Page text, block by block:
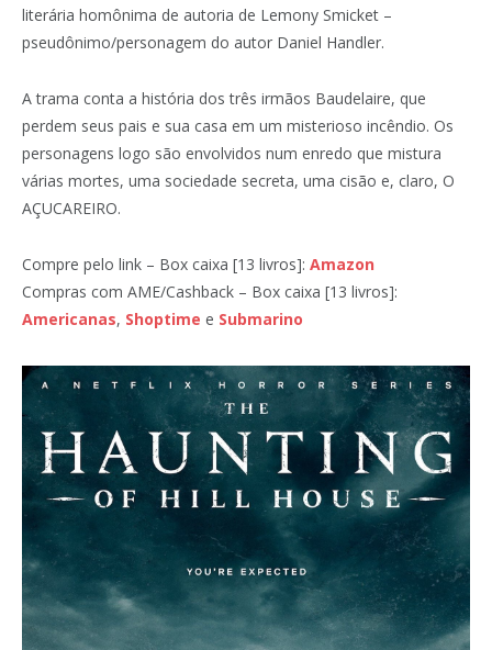
literária homônima de autoria de Lemony Smicket –
pseudônimo/personagem do autor Daniel Handler.
A trama conta a história dos três irmãos Baudelaire, que
perdem seus pais e sua casa em um misterioso incêndio. Os
personagens logo são envolvidos num enredo que mistura
várias mortes, uma sociedade secreta, uma cisão e, claro, O
AÇUCAREIRO.
Compre pelo link – Box caixa [13 livros]: Amazon
Compras com AME/Cashback – Box caixa [13 livros]:
Americanas, Shoptime e Submarino